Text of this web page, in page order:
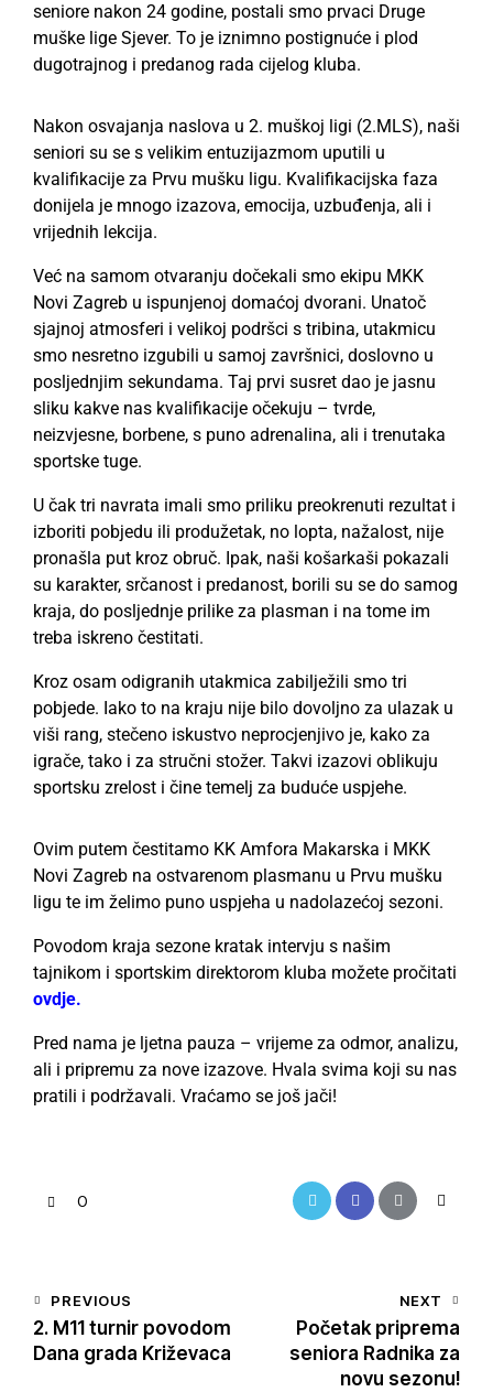
seniore nakon 24 godine, postali smo prvaci Druge
muške lige Sjever. To je iznimno postignuće i plod
dugotrajnog i predanog rada cijelog kluba.
Nakon osvajanja naslova u 2. muškoj ligi (2.MLS), naši
seniori su se s velikim entuzijazmom uputili u
kvalifikacije za Prvu mušku ligu. Kvalifikacijska faza
donijela je mnogo izazova, emocija, uzbuđenja, ali i
vrijednih lekcija.
Već na samom otvaranju dočekali smo ekipu MKK
Novi Zagreb u ispunjenoj domaćoj dvorani. Unatoč
sjajnoj atmosferi i velikoj podršci s tribina, utakmicu
smo nesretno izgubili u samoj završnici, doslovno u
posljednjim sekundama. Taj prvi susret dao je jasnu
sliku kakve nas kvalifikacije očekuju – tvrde,
neizvjesne, borbene, s puno adrenalina, ali i trenutaka
sportske tuge.
U čak tri navrata imali smo priliku preokrenuti rezultat i
izboriti pobjedu ili produžetak, no lopta, nažalost, nije
pronašla put kroz obruč. Ipak, naši košarkaši pokazali
su karakter, srčanost i predanost, borili su se do samog
kraja, do posljednje prilike za plasman i na tome im
treba iskreno čestitati.
Kroz osam odigranih utakmica zabilježili smo tri
pobjede. Iako to na kraju nije bilo dovoljno za ulazak u
viši rang, stečeno iskustvo neprocjenjivo je, kako za
igrače, tako i za stručni stožer. Takvi izazovi oblikuju
sportsku zrelost i čine temelj za buduće uspjehe.
Ovim putem čestitamo KK Amfora Makarska i MKK
Novi Zagreb na ostvarenom plasmanu u Prvu mušku
ligu te im želimo puno uspjeha u nadolazećoj sezoni.
Povodom kraja sezone kratak intervju s našim
tajnikom i sportskim direktorom kluba možete pročitati
ovdje.
Pred nama je ljetna pauza – vrijeme za odmor, analizu,
ali i pripremu za nove izazove. Hvala svima koji su nas
pratili i podržavali. Vraćamo se još jači!
0
PREVIOUS
2. M11 turnir povodom
Dana grada Križevaca
NEXT
Početak priprema
seniora Radnika za
novu sezonu!